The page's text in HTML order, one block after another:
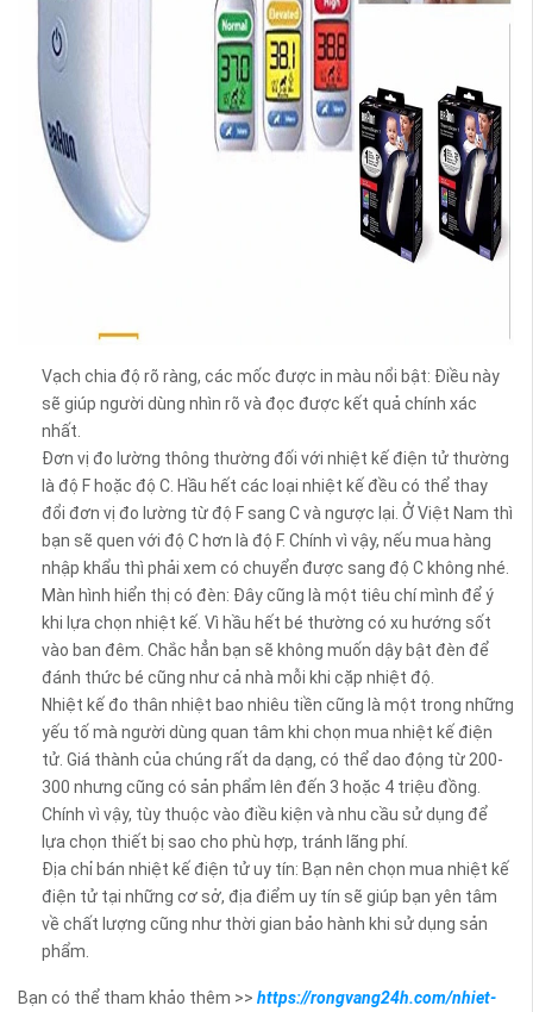
Vạch chia độ rõ ràng, các mốc được in màu nổi bật: Điều này
sẽ giúp người dùng nhìn rõ và đọc được kết quả chính xác
nhất.
Đơn vị đo lường thông thường đối với nhiệt kế điện tử thường
là độ F hoặc độ C. Hầu hết các loại nhiệt kế đều có thể thay
đổi đơn vị đo lường từ độ F sang C và ngược lại. Ở Việt Nam thì
bạn sẽ quen với độ C hơn là độ F. Chính vì vậy, nếu mua hàng
nhập khẩu thì phải xem có chuyển được sang độ C không nhé.
Màn hình hiển thị có đèn: Đây cũng là một tiêu chí mình để ý
khi lựa chọn nhiệt kế. Vì hầu hết bé thường có xu hướng sốt
vào ban đêm. Chắc hẳn bạn sẽ không muốn dậy bật đèn để
đánh thức bé cũng như cả nhà mỗi khi cặp nhiệt độ.
Nhiệt kế đo thân nhiệt bao nhiêu tiền cũng là một trong những
yếu tố mà người dùng quan tâm khi chọn mua nhiệt kế điện
tử. Giá thành của chúng rất da dạng, có thể dao động từ 200-
300 nhưng cũng có sản phẩm lên đến 3 hoặc 4 triệu đồng.
Chính vì vậy, tùy thuộc vào điều kiện và nhu cầu sử dụng để
lựa chọn thiết bị sao cho phù hợp, tránh lãng phí.
Địa chỉ bán nhiệt kế điện tử uy tín: Bạn nên chọn mua nhiệt kế
điện tử tại những cơ sở, địa điểm uy tín sẽ giúp bạn yên tâm
về chất lượng cũng như thời gian bảo hành khi sử dụng sản
phẩm.
Bạn có thể tham khảo thêm >> https://rongvang24h.com/nhiet-